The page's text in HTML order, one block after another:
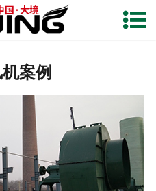
网站首页
应用案例
服务支持
案例